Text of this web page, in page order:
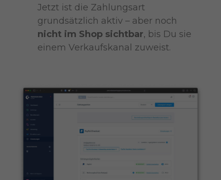
Jetzt ist die Zahlungsart
grundsätzlich aktiv – aber noch
nicht im Shop sichtbar, bis Du sie
einem Verkaufskanal zuweist.